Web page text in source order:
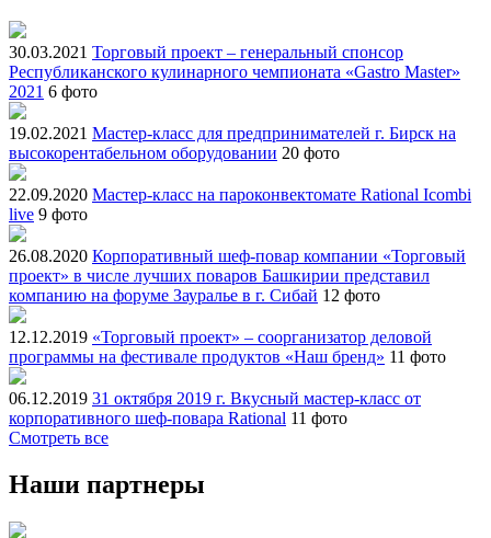
30.03.2021 Торговый проект – генеральный спонсор
Республиканского кулинарного чемпионата «Gastro Master»
2021 6 фото
19.02.2021 Мастер-класс для предпринимателей г. Бирск на
высокорентабельном оборудовании 20 фото
22.09.2020 Мастер-класс на пароконвектомате Rational Icombi
live 9 фото
26.08.2020 Корпоративный шеф-повар компании «Торговый
проект» в числе лучших поваров Башкирии представил
компанию на форуме Зауралье в г. Сибай 12 фото
12.12.2019 «Торговый проект» – соорганизатор деловой
программы на фестивале продуктов «Наш бренд» 11 фото
06.12.2019 31 октября 2019 г. Вкусный мастер-класс от
корпоративного шеф-повара Rational 11 фото
Смотреть все
Наши партнеры